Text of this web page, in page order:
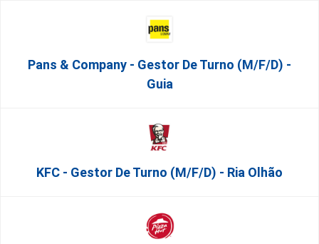
Pans & Company - Gestor De Turno (m/f/d) -
Guia
KFC - Gestor De Turno (m/f/d) - Ria Olhão